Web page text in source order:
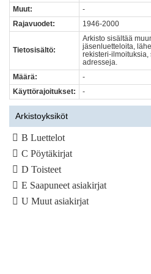
Muut:
-
Rajavuodet:
1946-2000
Tietosisältö:
Arkisto sisältää
jäsenluetteloita,
rekisteri-
adresseja.
Määrä:
-
Käyttörajoitukset:
-
Arkistoyksiköt
B Luettelot
C Pöytäkirjat
D Toisteet
E Saapuneet asiakirjat
U Muut asiakirjat